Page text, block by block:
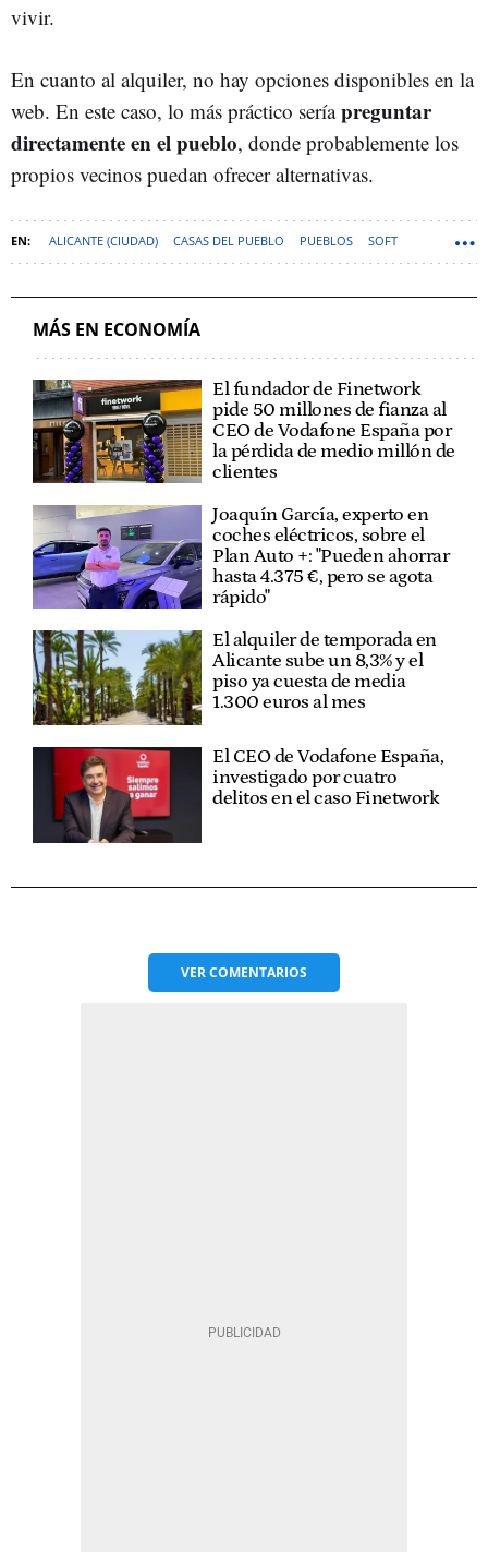
vivir.
En cuanto al alquiler, no hay opciones disponibles en la
web. En este caso, lo más práctico seríapreguntar
directamente en el pueblo, donde probablemente los
propios vecinos puedan ofrecer alternativas.
ALICANTE (CIUDAD) CASAS DEL PUEBLO PUEBLOS SOFT
MÁS EN ECONOMÍA
El fundador de Finetwork
pide 50 millones de fianza al
CEO de Vodafone España por
la pérdida de medio millón de
clientes
Joaquín García, experto en
coches eléctricos, sobre el
Plan Auto +: "Pueden ahorrar
hasta 4.375 €, pero se agota
rápido"
El alquiler de temporada en
Alicante sube un 8,3% y el
piso ya cuesta de media
1.300 euros al mes
El CEO de Vodafone España,
investigado por cuatro
delitos en el caso Finetwork
VERCOMENTARIOS